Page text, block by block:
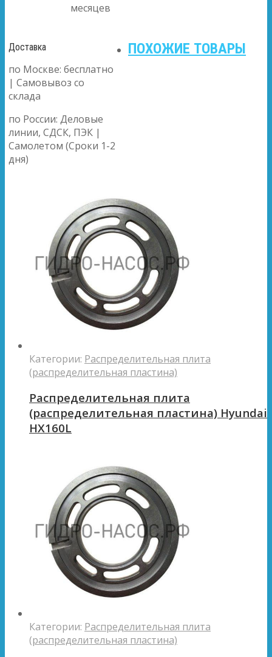
месяцев
Доставка
по Москве: бесплатно
| Самовывоз со
склада
по России: Деловые
линии, СДСК, ПЭК |
Самолетом (Сроки 1-2
дня)
ПОХОЖИЕ ТОВАРЫ
Категории: Распределительная плита
(распределительная пластина)
Распределительная плита
(распределительная пластина) Hyundai
HX160L
Категории: Распределительная плита
(распределительная пластина)